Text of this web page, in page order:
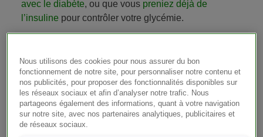
avec le diabète, ou que vous preniez déjà de
l’insuline pour contrôler votre glycémie.
restent vos interlocuteurs privilégiés.
Début de votre parcours
Nous utilisons des cookies pour nous assurer du bon
fonctionnement de notre site, pour personnaliser notre contenu et
nos publicités, pour proposer des fonctionnalités disponibles sur
les réseaux sociaux et afin d’analyser notre trafic. Nous
partageons également des informations, quant à votre navigation
sur notre site, avec nos partenaires analytiques, publicitaires et
de réseaux sociaux.